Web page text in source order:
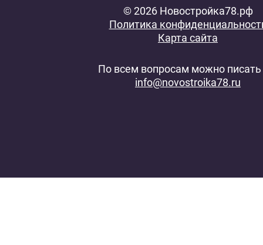
© 2026 Новостройка78.рф
Политика
Карта сайта
По всем вопросам можно писать
info@novostroika78.ru